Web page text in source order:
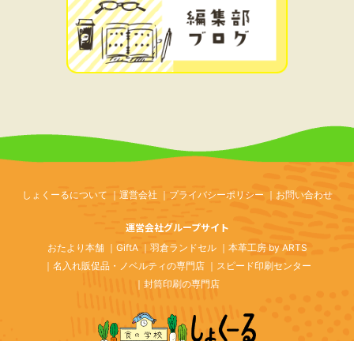
しょくーるについて 運営会社 プライバシーポリシー お問い合わせ
運営会社グループサイト
おたより本舗 GiftA 羽倉ランドセル
本革工房 by ARTS
名入れ販促品・ノベルティの専門店
スピード印刷センター
封筒印刷の専門店